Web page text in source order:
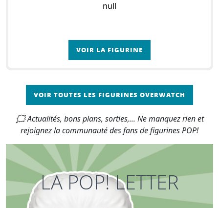
null
VOIR LA FIGURINE
VOIR TOUTES LES FIGURINES OVERWATCH
🗯 Actualités, bons plans, sorties,... Ne manquez rien et
rejoignez la communauté des fans de figurines POP!
LA POP! LETTER